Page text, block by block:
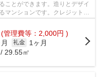
ことができます。造りとデザイ
マンションです。クレジットカ
(管理費等：2,000円 )
礼金
1ヶ月
29.55㎡